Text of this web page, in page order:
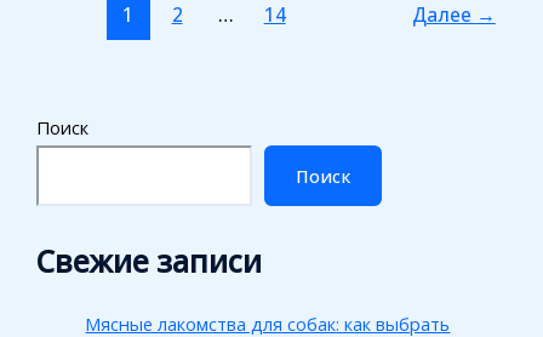
1 2 … 14 Далее →
Поиск
Поиск
Свежие записи
Мясные лакомства для собак: как выбрать